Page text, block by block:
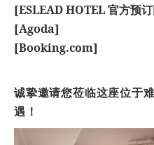
[ESLEAD HOTEL 官方预
[Agoda]
[Booking.com]
诚挚邀请您莅临这座位于
遇！